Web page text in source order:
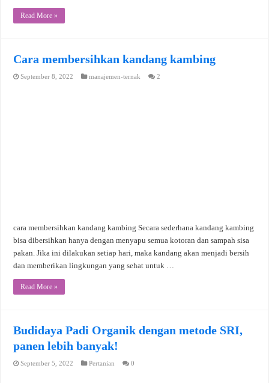
Read More »
Cara membersihkan kandang kambing
September 8, 2022 manajemen-ternak 2
cara membersihkan kandang kambing Secara sederhana kandang kambing
bisa dibersihkan hanya dengan menyapu semua kotoran dan sampah sisa
pakan. Jika ini dilakukan setiap hari, maka kandang akan menjadi bersih
dan memberikan lingkungan yang sehat untuk …
Read More »
Budidaya Padi Organik dengan metode SRI,
panen lebih banyak!
September 5, 2022 Pertanian 0